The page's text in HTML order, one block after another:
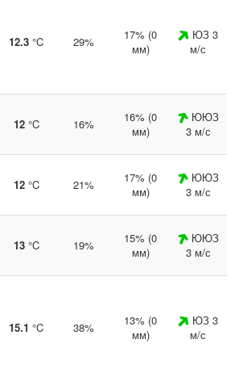
12.3 °C 29%
17% (0
мм)
ЮЗ 3
м/с
12°C 16%
16% (0
мм)
ЮЮЗ
3 м/с
12°C 21%
17% (0
мм)
ЮЮЗ
3 м/с
13°C 19%
15% (0
мм)
ЮЮЗ
3 м/с
15.1 °C 38%
13% (0
мм)
ЮЗ 3
м/с